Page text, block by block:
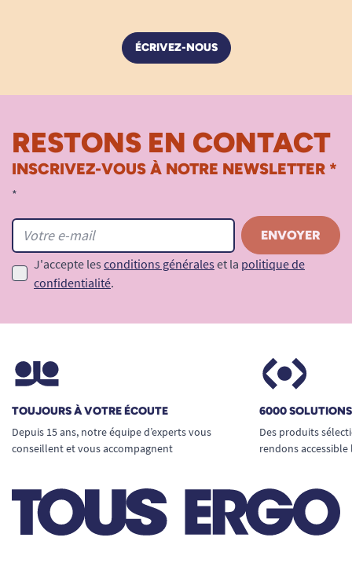
ÉCRIVEZ-NOUS
RESTONS EN CONTACT
INSCRIVEZ-VOUS À NOTRE NEWSLETTER *
*
J'accepte les conditions générales et la politique de
confidentialité.
TOUJOURS À VOTRE ÉCOUTE
Depuis 15 ans, notre équipe d’experts vous
conseillent et vous accompagnent
6000
Des produits
rendons